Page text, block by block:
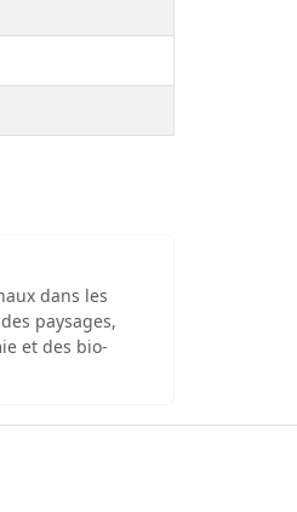
dans les
paysages,
et des bio-